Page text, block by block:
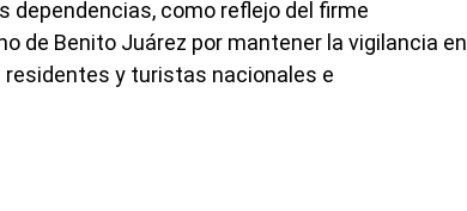
dependencias, como reflejo del firme
de Benito Juárez por mantener la vigilancia en
residentes y turistas nacionales e